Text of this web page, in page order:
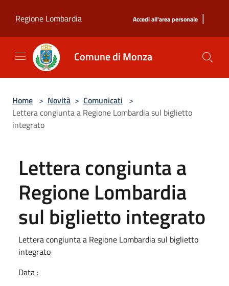
Regione Lombardia
Accedi all'area personale |
Comune di Monza
Home > Novità > Comunicati >
Lettera congiunta a Regione Lombardia sul biglietto
integrato
Lettera congiunta a
Regione Lombardia
sul biglietto integrato
Lettera congiunta a Regione Lombardia sul biglietto
integrato
Data :